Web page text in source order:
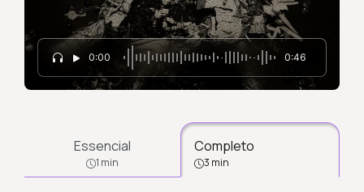
0:00 0:46
Essencial
1 min
Completo
3 min